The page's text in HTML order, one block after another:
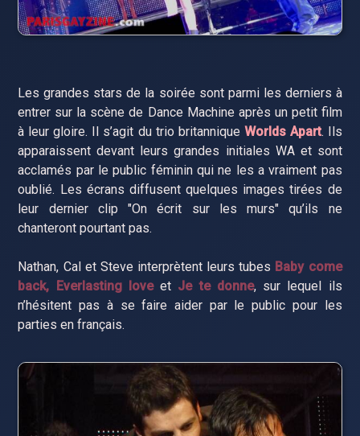
Les grandes stars de la soirée sont parmi les derniers à
entrer sur la scène de Dance Machine après un petit film
à leur gloire. Il s’agit du trio britannique Worlds Apart. Ils
apparaissent devant leurs grandes initiales WA et sont
acclamés par le public féminin qui ne les a vraiment pas
oublié. Les écrans diffusent quelques images tirées de
leur dernier clip "On écrit sur les murs" qu’ils ne
chanteront pourtant pas.
Nathan, Cal et Steve interprètent leurs tubes Baby come
back, Everlasting loveet Je te donne, sur lequel ils
n’hésitent pas à se faire aider par le public pour les
parties en français.